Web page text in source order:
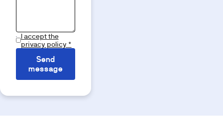
I accept the
privacy policy *
Send
message